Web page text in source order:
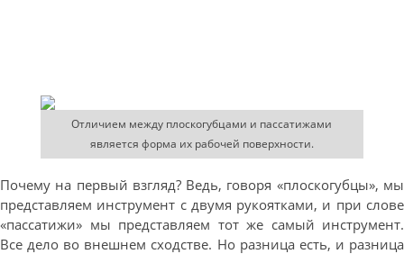
Отличием между плоскогубцами и пассатижами
является форма их рабочей поверхности.
Почему на первый взгляд? Ведь, говоря «плоскогубцы», мы
представляем инструмент с двумя рукоятками, и при слове
«пассатижи» мы представляем тот же самый инструмент.
Все дело во внешнем сходстве. Но разница есть, и разница